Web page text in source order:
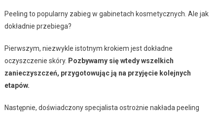
Peeling to popularny zabieg w gabinetach kosmetycznych. Ale jak
dokładnie przebiega?
Pierwszym, niezwykle istotnym krokiem jest dokładne
oczyszczenie skóry. Pozbywamy się wtedy wszelkich
zanieczyszczeń, przygotowując ją na przyjęcie kolejnych
etapów.
Następnie, doświadczony specjalista ostrożnie nakłada peeling